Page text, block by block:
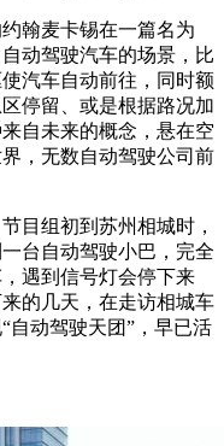
翰麦卡锡在一篇名为
动驾驶汽车的场景，比
汽车自动前往，同时额
停留、或是根据路况加
自未来的概念，悬在空
，无数自动驾驶公司前
目组初到苏州相城时，
台自动驾驶小巴，完全
遇到信号灯会停下来
的几天，在走访相城车
自动驾驶天团”，早已活